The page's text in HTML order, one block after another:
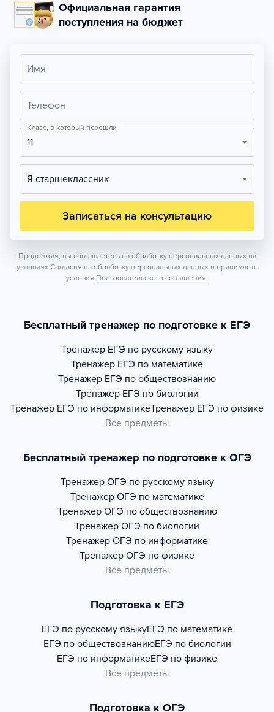
Официальная гарантия
поступления на бюджет
Имя
Телефон
Класс, в который перешли
11
Я старшеклассник
Записаться на консультацию
Продолжая, вы соглашаетесь на обработку персональных данных на
условиях Согласия на обработку персональных данных и принимаете
условия Пользовательского соглашения.
Бесплатный тренажер по подготовке к ЕГЭ
Тренажер ЕГЭ по русскому языку
Тренажер ЕГЭ по математике
Тренажер ЕГЭ по обществознанию
Тренажер ЕГЭ по биологии
Тренажер ЕГЭ по информатикеТренажер ЕГЭ по физике
Все предметы
Бесплатный тренажер по подготовке к ОГЭ
Тренажер ОГЭ по русскому языку
Тренажер ОГЭ по математике
Тренажер ОГЭ по обществознанию
Тренажер ОГЭ по биологии
Тренажер ОГЭ по информатике
Тренажер ОГЭ по физике
Все предметы
Подготовка к ЕГЭ
ЕГЭ по русскому языкуЕГЭ по математике
ЕГЭ по обществознаниюЕГЭ по биологии
ЕГЭ по информатикеЕГЭ по физике
Все предметы
Подготовка к ОГЭ